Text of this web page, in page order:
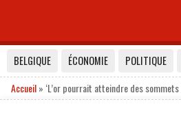
BELGIQUE ÉCONOMIE POLITIQUE
Accueil» ‘L’or pourrait atteindre des sommets